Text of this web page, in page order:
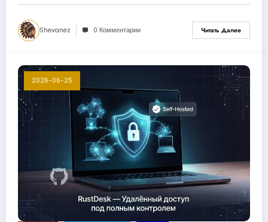
Shevanez 0 Комментарии Читать Далее
2026-06-25